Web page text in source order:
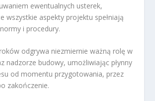
ewentualnych usterek,
wszystkie aspekty projektu spełniają
i procedury.
odgrywa niezmiernie ważną rolę w
nadzorze budowy, umożliwiając płynny
od momentu przygotowania, przez
zakończenie.